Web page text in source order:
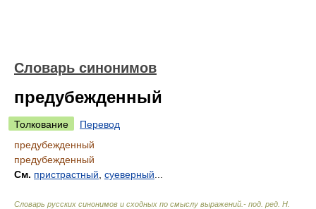
Словарь синонимов
предубежденный
Толкование
Перевод
предубежденный
предубежденный
См. пристрастный суеверный
Словарь русских синонимов и сходных по смыслу выражений.- под. ред. Н.